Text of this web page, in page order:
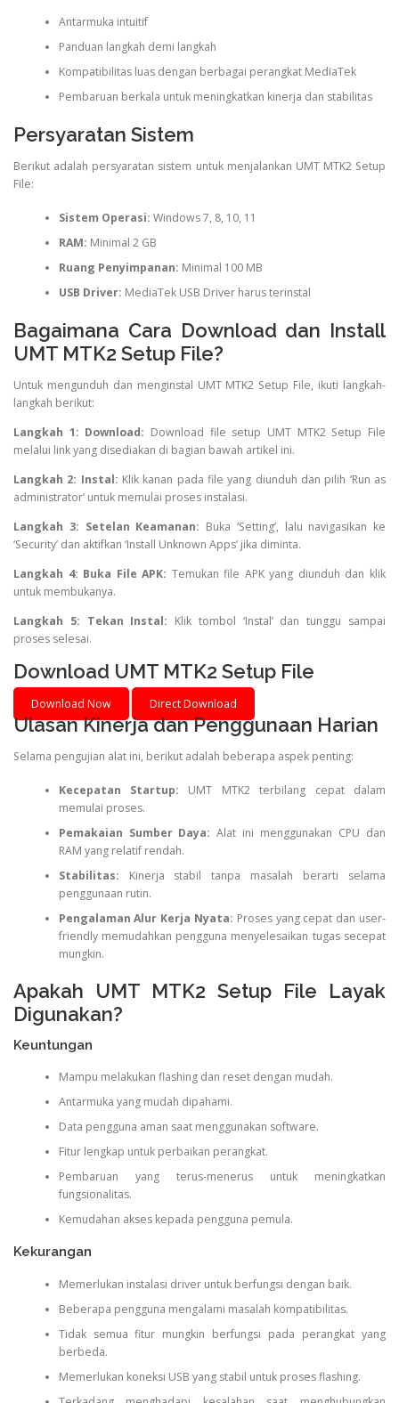
Antarmuka intuitif
Panduan langkah demi langkah
Kompatibilitas luas dengan berbagai perangkat MediaTek
Pembaruan berkala untuk meningkatkan kinerja dan stabilitas
Persyaratan Sistem
Berikut adalah persyaratan sistem untuk menjalankan UMT MTK2 Setup
File:
Sistem Operasi: Windows 7, 8, 10, 11
RAM: Minimal 2 GB
Ruang Penyimpanan: Minimal 100 MB
USB Driver: MediaTek USB Driver harus terinstal
Bagaimana Cara Download dan Install
UMT MTK2 Setup File?
Untuk mengunduh dan menginstal UMT MTK2 Setup File, ikuti langkah-
langkah berikut:
Langkah 1: Download: Download file setup UMT MTK2 Setup File
melalui link yang disediakan di bagian bawah artikel ini.
Langkah 2: Instal: Klik kanan pada file yang diunduh dan pilih ‘Run as
administrator’ untuk memulai proses instalasi.
Langkah 3: Setelan Keamanan: Buka ‘Setting’, lalu navigasikan ke
‘Security’ dan aktifkan ‘Install Unknown Apps’ jika diminta.
Langkah 4: Buka File APK: Temukan file APK yang diunduh dan klik
untuk membukanya.
Langkah 5: Tekan Instal: Klik tombol ‘Instal’ dan tunggu sampai
proses selesai.
Download UMT MTK2 Setup File
Download Now Direct Download
Ulasan Kinerja dan Penggunaan Harian
Selama pengujian alat ini, berikut adalah beberapa aspek penting:
Kecepatan Startup: UMT MTK2 terbilang cepat dalam
memulai proses.
Pemakaian Sumber Daya: Alat ini menggunakan CPU dan
RAM yang relatif rendah.
Stabilitas: Kinerja stabil tanpa masalah berarti selama
penggunaan rutin.
Pengalaman Alur Kerja Nyata: Proses yang cepat dan user-
friendly memudahkan pengguna menyelesaikan tugas secepat
mungkin.
Apakah UMT MTK2 Setup File Layak
Digunakan?
Keuntungan
Mampu melakukan flashing dan reset dengan mudah.
Antarmuka yang mudah dipahami.
Data pengguna aman saat menggunakan software.
Fitur lengkap untuk perbaikan perangkat.
Pembaruan yang terus-menerus untuk meningkatkan
fungsionalitas.
Kemudahan akses kepada pengguna pemula.
Kekurangan
Memerlukan instalasi driver untuk berfungsi dengan baik.
Beberapa pengguna mengalami masalah kompatibilitas.
Tidak semua fitur mungkin berfungsi pada perangkat yang
berbeda.
Memerlukan koneksi USB yang stabil untuk proses flashing.